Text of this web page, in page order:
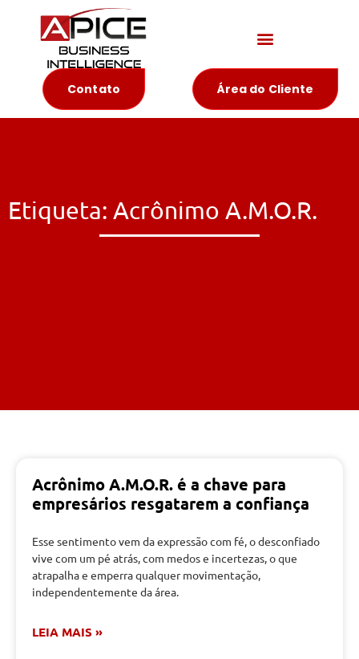
Contato Área do Cliente
Etiqueta: Acrônimo A.M.O.R.
Acrônimo A.M.O.R. é a chave para
empresários resgatarem a confiança
Esse sentimento vem da expressão com fé, o desconfiado
vive com um pé atrás, com medos e incertezas, o que
atrapalha e emperra qualquer movimentação,
independentemente da área.
LEIA MAIS »